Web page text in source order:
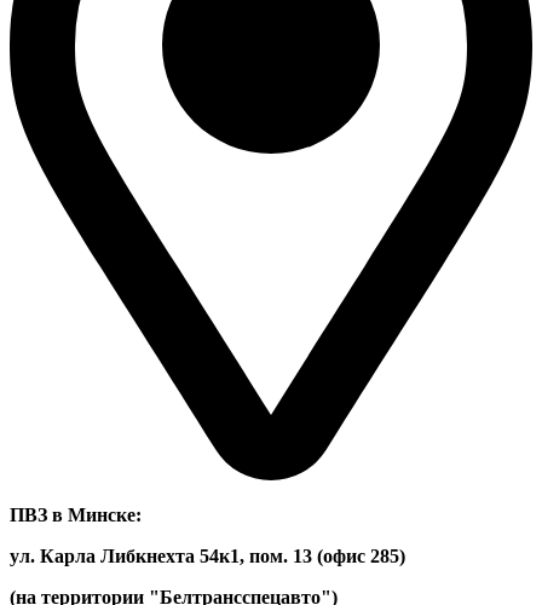
ПВЗ в Минске:
ул. Карла Либкнехта 54к1, пом. 13 (офис 285)
(на территории "Белтрансспецавто")